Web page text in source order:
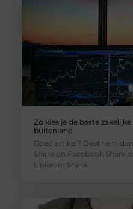
Zo kies je de beste
buitenland
Goed artikel? Deel hem
Share on Facebook Share
LinkedIn Share